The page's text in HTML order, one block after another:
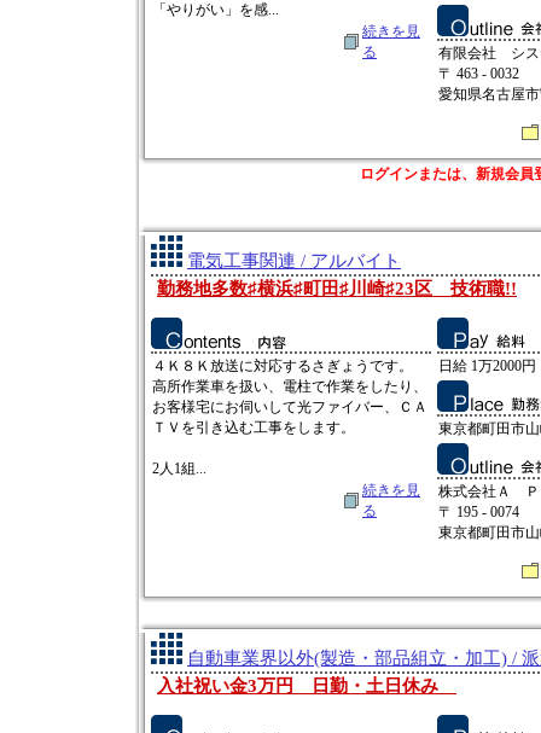
「やりがい」を感...
続きを見
る
有限会社 シス
〒 463 - 0032
愛知県名古屋
ログインまたは、新規会
電気工事関連 / アルバイト
勤務地多数♯横浜♯町田♯川崎♯23区 技術職!!
４Ｋ８Ｋ放送に対応するさぎょうです。
高所作業車を扱い、電柱で作業をしたり、
お客様宅にお伺いして光ファイバー、ＣＡ
ＴＶを引き込む工事をします。
2人1組...
続きを見
る
日給 1万2000円
東京都町田市
株式会社Ａ Ｐ
〒 195 - 0074
東京都町田市
自動車業界以外(製造・部品組立・加工) /
入社祝い金3万円 日勤・土日休み